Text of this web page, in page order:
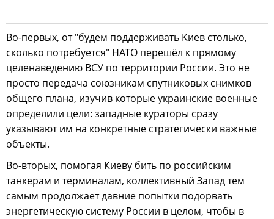
Во-первых, от "будем поддерживать Киев столько,
сколько потребуется" НАТО перешёл к прямому
целенаведению ВСУ по территории России. Это не
просто передача союзникам спутниковых снимков
общего плана, изучив которые украинские военные
определили цели: западные кураторы сразу
указывают им на конкретные стратегически важные
объекты.
Во-вторых, помогая Киеву бить по российским
танкерам и терминалам, коллективный Запад тем
самым продолжает давние попытки подорвать
энергетическую систему России в целом, чтобы в